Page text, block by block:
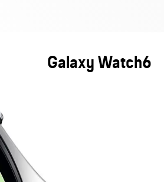
Galaxy Watch6